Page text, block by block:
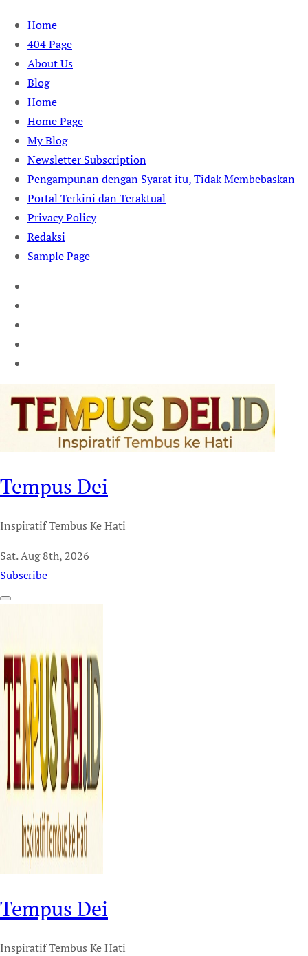
Skip
content
Home
404 Page
About Us
Blog
Home
Home Page
My Blog
Newsletter Subscription
Pengampunan dengan Syarat itu, Tidak Membebaskan
Portal Terkini dan Teraktual
Privacy Policy
Redaksi
Sample Page
Tempus Dei
Inspiratif Tembus Ke Hati
Sat. Aug 8th, 2026
Subscribe
Tempus Dei
Inspiratif Tembus Ke Hati